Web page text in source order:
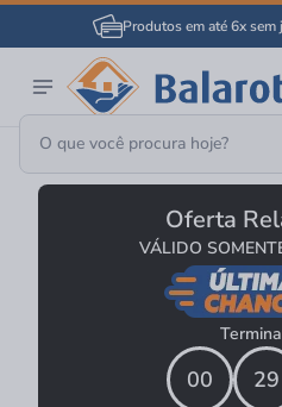
Produtos em até 6x
Ferramentas Acessórios Para
Oferta
VÁLIDO
00 29